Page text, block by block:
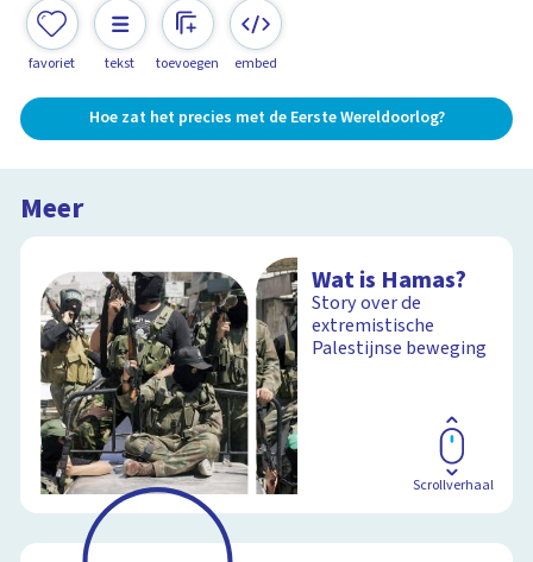
favoriet tekst toevoegen embed
Hoe zat het precies met de Eerste Wereldoorlog?
Meer
Wat is Hamas?
Story over de
extremistische
Palestijnse beweging
Scrollverhaal